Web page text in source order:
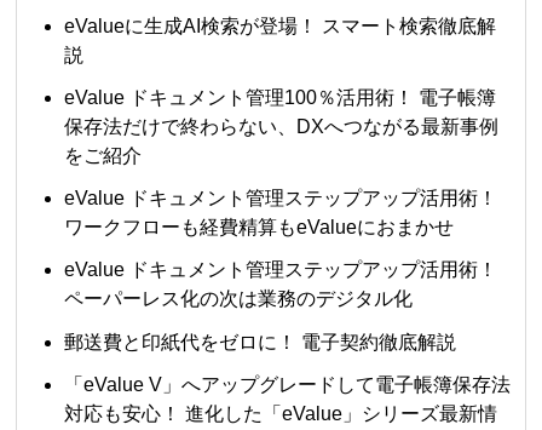
eValueに生成AI検索が登場！ スマート検索徹底解
説
eValue ドキュメント管理100％活用術！ 電子帳簿
保存法だけで終わらない、DXへつながる最新事例
をご紹介
eValue ドキュメント管理ステップアップ活用術！
ワークフローも経費精算もeValueにおまかせ
eValue ドキュメント管理ステップアップ活用術！
ペーパーレス化の次は業務のデジタル化
郵送費と印紙代をゼロに！ 電子契約徹底解説
「eValue V」へアップグレードして電子帳簿保存法
対応も安心！ 進化した「eValue」シリーズ最新情